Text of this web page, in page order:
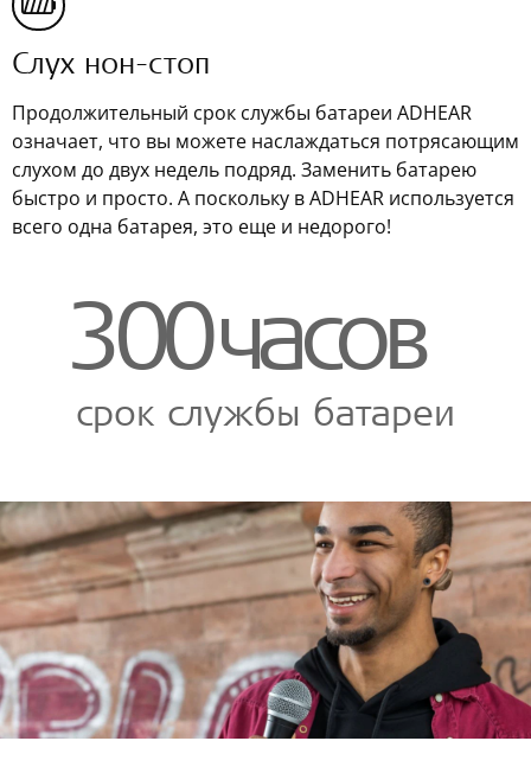
Слух нон-стоп
Продолжительный срок службы батареи ADHEAR
означает, что вы можете наслаждаться потрясающим
слухом до двух недель подряд. Заменить батарею
быстро и просто. А поскольку в ADHEAR используется
всего одна батарея, это еще и недорого!
300часов
срок службы батареи